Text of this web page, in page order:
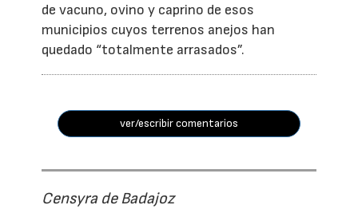
de vacuno, ovino y caprino de esos
municipios cuyos terrenos anejos han
quedado “totalmente arrasados”.
ver/escribir comentarios
Censyra de Badajoz